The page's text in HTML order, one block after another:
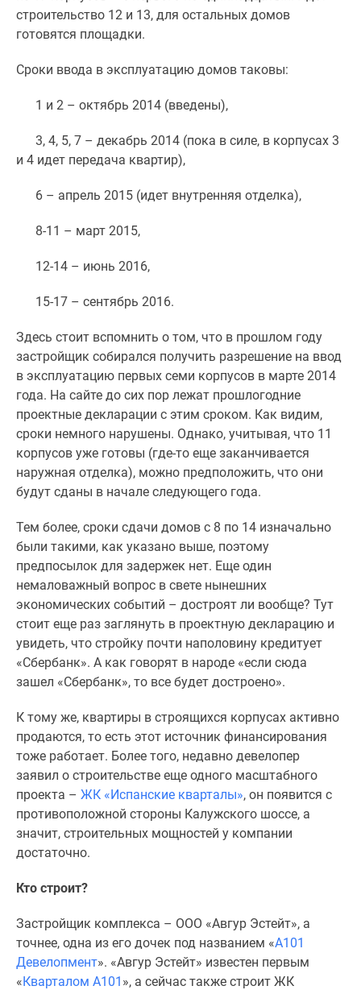
Семейная
ипотека
ипотека
Медиа
Новости
недвижимости
эксперта
рынка
Экспертиза
Эксперты
авторы
проекте
Контакты
Реклама
сайте
Дзен
Машино-
места
Апартаменты
#траншевая
ипотека
#рассрочка
ИТ-
ипотека
Квартиры
скидками
Видео
360°
новостроек
Субсидированная
застройщиком
Поиск
дома
Москве
строительство 12 и 13, для остальных домов
готовятся площадки.
Сроки ввода в эксплуатацию домов таковы:
1 и 2 – октябрь 2014 (введены),
3, 4, 5, 7 – декабрь 2014 (пока в силе, в корпусах 3
и 4 идет передача квартир),
6 – апрель 2015 (идет внутренняя отделка),
8-11 – март 2015,
12-14 – июнь 2016,
15-17 – сентябрь 2016.
Здесь стоит вспомнить о том, что в прошлом году
застройщик собирался получить разрешение на ввод
в эксплуатацию первых семи корпусов в марте 2014
года. На сайте до сих пор лежат прошлогодние
проектные декларации с этим сроком. Как видим,
сроки немного нарушены. Однако, учитывая, что 11
корпусов уже готовы (где-то еще заканчивается
наружная отделка), можно предположить, что они
будут сданы в начале следующего года.
Тем более, сроки сдачи домов с 8 по 14 изначально
были такими, как указано выше, поэтому
предпосылок для задержек нет. Еще один
немаловажный вопрос в свете нынешних
экономических событий – достроят ли вообще? Тут
стоит еще раз заглянуть в проектную декларацию и
увидеть, что стройку почти наполовину кредитует
«Сбербанк». А как говорят в народе «если сюда
зашел «Сбербанк», то все будет достроено».
К тому же, квартиры в строящихся корпусах активно
продаются, то есть этот источник финансирования
тоже работает. Более того, недавно девелопер
заявил о строительстве еще одного масштабного
проекта – ЖК «Испанские кварталы», он появится с
противоположной стороны Калужского шоссе, а
значит, строительных мощностей у компании
достаточно.
Кто строит?
Застройщик комплекса – ООО «Авгур Эстейт», а
точнее, одна из его дочек под названием «А101
Девелопмент». «Авгур Эстейт» известен первым
«Кварталом А101 », а сейчас также строит ЖК